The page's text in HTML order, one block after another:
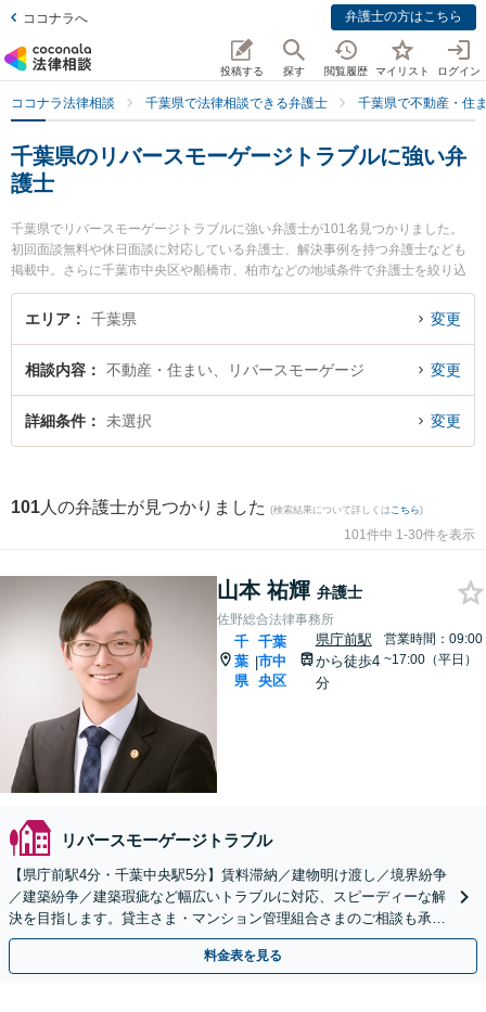
ココナラへ 弁護士の方はこちら
投稿する 探す 閲覧履歴 マイリスト ログイン
ココナラ法律相談 千葉県で法律相談できる弁護士 千葉県で不動産・住
千葉県のリバースモーゲージトラブルに強い弁
護士
千葉県でリバースモーゲージトラブルに強い弁護士が101名見つかりました。
初回面談無料や休日面談に対応している弁護士、解決事例を持つ弁護士なども
掲載中。さらに千葉市中央区や船橋市、柏市などの地域条件で弁護士を絞り込
めます。不動産・住まいに関係する立ち退き交渉や家賃交渉、不動産契約解除
等の細かな分野での絞り込み検索もでき便利です。特に佐野総合法律事務所の
『千葉県で土日や夜間に発生したリバースモーゲージトラブルのトラブルを今
すぐに弁護士に相談したい』『リバースモーゲージトラブルのトラブル解決の
実績豊富な近くの弁護士を検索したい』『初回相談無料でリバースモーゲージ
エリア 千葉県 変更
相談内容 不動産・住まい、リバースモーゲージ 変更
詳細条件 未選択 変更
101 人の弁護士が見つかりました (検索結果について詳しくは こちら)
101件中 1-30件を表示
山本 祐輝 弁護士
佐野総合法律事務所
千
葉
県
|
千葉
市中
央区
県庁前駅
から徒歩4
分
営業時間：09:00
~17:00（平日）
リバースモーゲージトラブル
【県庁前駅4分・千葉中央駅5分】賃料滞納／建物明け渡し／境界紛争
／建築紛争／建築瑕疵など幅広いトラブルに対応、スピーディーな解
決を目指します。貸主さま・マンション管理組合さまのご相談も承り
ます。【初回面談相談30分無料】
料金表を見る